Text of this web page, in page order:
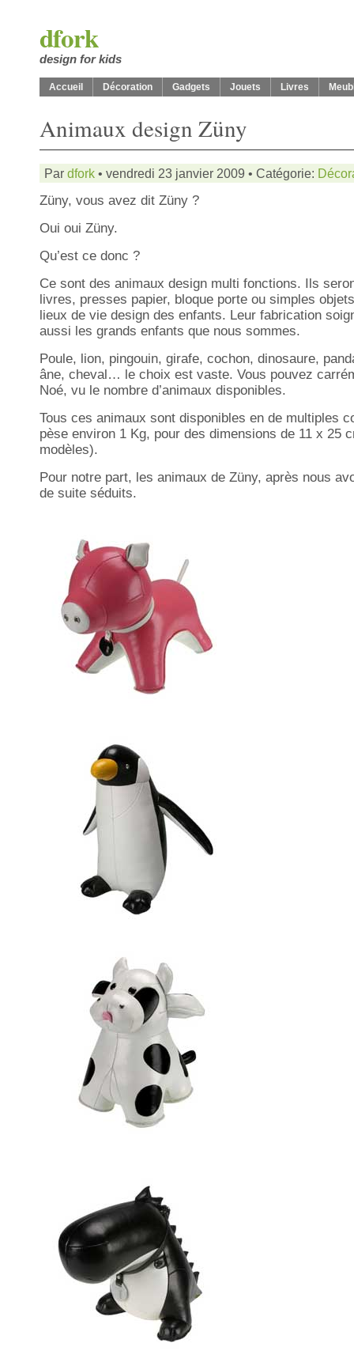
dfork
design for kids
Accueil Décoration Gadgets Jouets Livres
Animaux design Züny
Par dfork • vendredi 23 janvier 2009 • Catégorie:
Züny, vous avez dit Züny ?
Oui oui Züny.
Qu’est ce donc ?
Ce sont des animaux design multi fonctions. Ils
livres, presses papier, bloque porte ou simples
lieux de vie design des enfants. Leur fabrication
aussi les grands enfants que nous sommes.
Poule, lion, pingouin, girafe, cochon, dinosaure,
âne, cheval… le choix est vaste. Vous pouvez
Noé, vu le nombre d’animaux disponibles.
Tous ces animaux sont disponibles en de multiples
pèse environ 1 Kg, pour des dimensions de 11 x 25
modèles).
Pour notre part, les animaux de Züny, après nous
de suite séduits.